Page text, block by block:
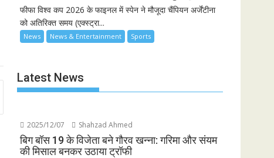
फीफा विश्व कप 2026 के फाइनल में स्पेन ने मौजूदा चैंपियन अर्जेंटीना
को अतिरिक्त समय (एक्स्ट्रा...
News News & Entertainment Sports
Latest News
2025/12/07 Shahzad Ahmed
बिग बॉस 19 के विजेता बने गौरव खन्ना: गरिमा और संयम
की मिसाल बनकर उठाया ट्रॉफी